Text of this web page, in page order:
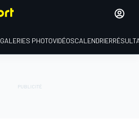
GALERIES PHOTOVIDÉOSCALENDRIER